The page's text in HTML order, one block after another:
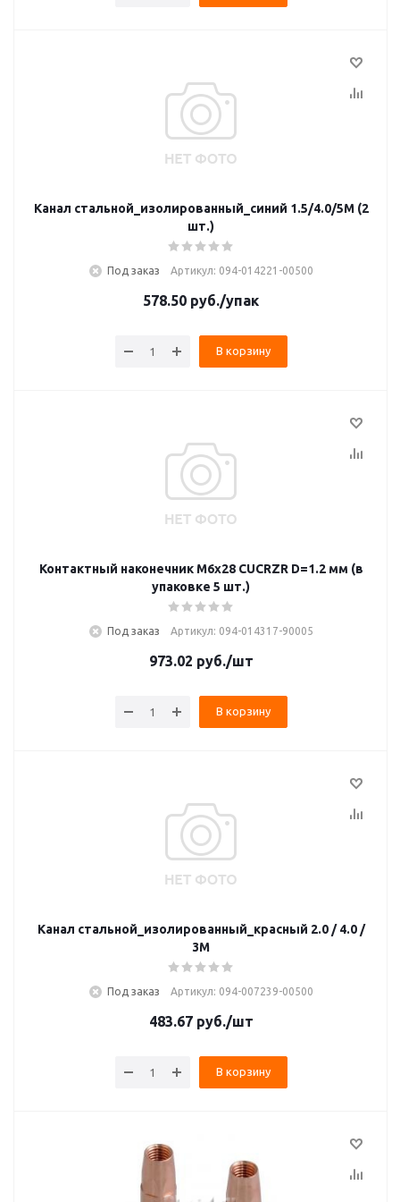
Канал стальной_изолированный_синий 1.5/4.0/5M (2
шт.)
Под заказ Артикул: 094-014221-00500
578.50 руб./упак
В корзину
Контактный наконечник M6x28 CUCRZR D=1.2 мм (в
упаковке 5 шт.)
Под заказ Артикул: 094-014317-90005
973.02 руб./шт
В корзину
Канал стальной_изолированный_красный 2.0 / 4.0 /
3M
Под заказ Артикул: 094-007239-00500
483.67руб./шт
В корзину